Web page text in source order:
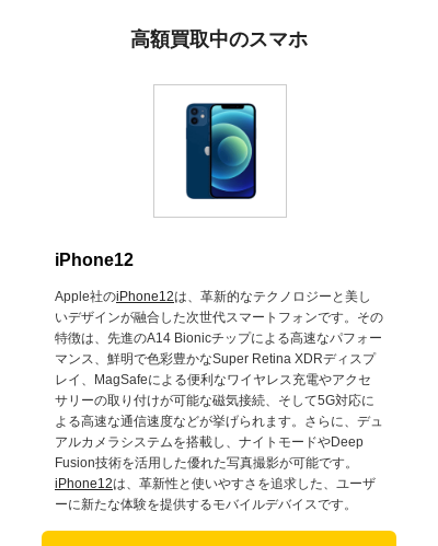
高額買取中のスマホ
iPhone12
Apple社のiPhone12は、革新的なテクノロジーと美し
いデザインが融合した次世代スマートフォンです。その
特徴は、先進のA14 Bionicチップによる高速なパフォー
マンス、鮮明で色彩豊かなSuper Retina XDRディスプ
レイ、MagSafeによる便利なワイヤレス充電やアクセ
サリーの取り付けが可能な磁気接続、そして5G対応に
よる高速な通信速度などが挙げられます。さらに、デュ
アルカメラシステムを搭載し、ナイトモードやDeep
Fusion技術を活用した優れた写真撮影が可能です。
iPhone12は、革新性と使いやすさを追求した、ユーザ
ーに新たな体験を提供するモバイルデバイスです。